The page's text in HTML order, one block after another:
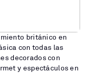
británico en
con todas las
decorados con
y espectáculos en